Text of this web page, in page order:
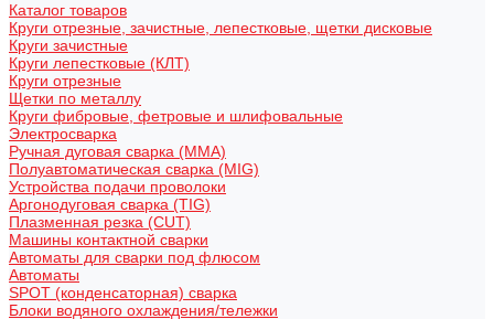
Каталог товаров
Круги отрезные, зачистные, лепестковые, щетки дисковые
Круги зачистные
Круги лепестковые (КЛТ)
Круги отрезные
Щетки по металлу
Круги фибровые, фетровые и шлифовальные
Электросварка
Ручная дуговая сварка (MMA)
Полуавтоматическая сварка (MIG)
Устройства подачи проволоки
Аргонодуговая сварка (TIG)
Плазменная резка (CUT)
Машины контактной сварки
Автоматы для сварки под флюсом
Автоматы
SPOT (конденсаторная) сварка
Блоки водяного охлаждения/тележки